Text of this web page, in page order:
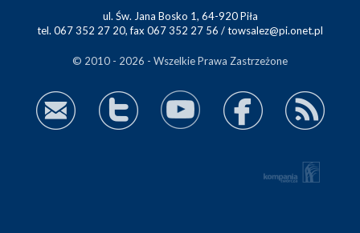
ul. Św. Jana Bosko 1, 64-920 Piła
tel. 067 352 27 20, fax 067 352 27 56 /towsalez@pi.onet.pl
© 2010 - 2026 - Wszelkie Prawa Zastrzeżone